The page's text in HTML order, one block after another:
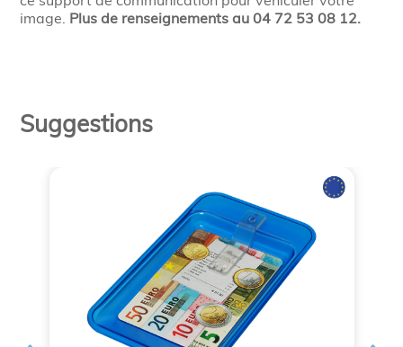
image. Plus de renseignements au 04 72 53 08 12.
Suggestions